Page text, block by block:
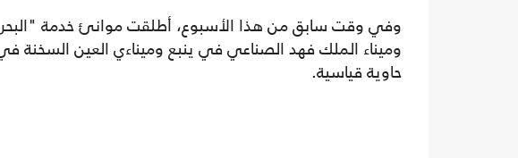
وفي وقت سابق من هذا الأسبوع، أطلقت موانئ خدمة "البحر
حاوية قياسية.